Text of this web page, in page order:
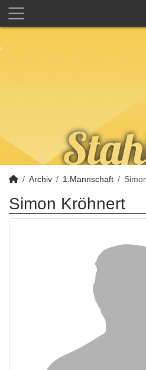
Archiv 1.Mannschaft
Simon Kröhnert